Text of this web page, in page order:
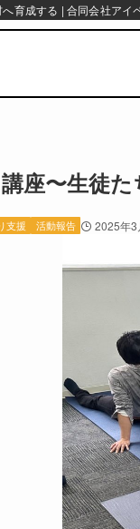
育成する | 合同会社アイ
座〜生徒
支援 活動報告 2025年3